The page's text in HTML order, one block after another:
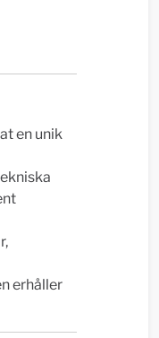
en unik
erhåller